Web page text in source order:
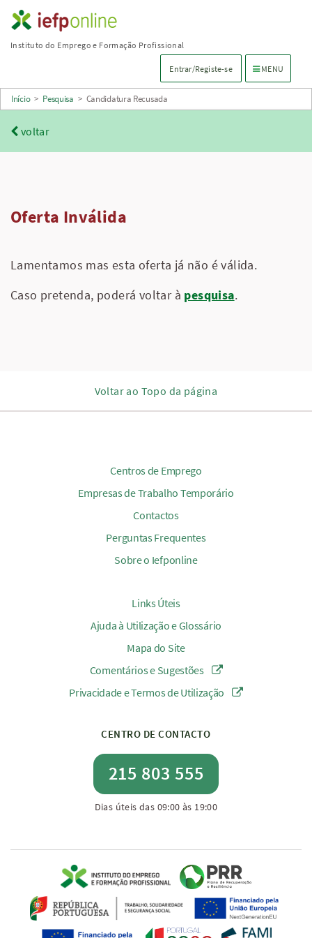
Saltar
para
principal
Instituto do Emprego e Formação Profissional
Entrar/Registe-se Menu de
MENU
Início > Pesquisa > Candidatura Recusada
voltar
Oferta Inválida
Lamentamos mas esta oferta já não é válida.
Caso pretenda, poderá voltar à pesquisa.
Voltar ao Topo da página
Centros de Emprego
Empresas de Trabalho Temporário
Contactos
Perguntas Frequentes
Sobre o Iefponline
Links Úteis
Ajuda à Utilização e Glossário
Mapa do Site
Comentários e Sugestões
Privacidade e Termos de Utilização
CENTRO DE CONTACTO
215 803 555
Dias úteis das 09:00 às 19:00